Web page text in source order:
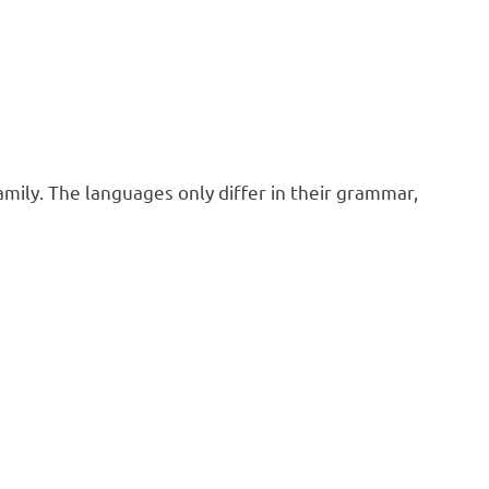
The languages only differ in their grammar,